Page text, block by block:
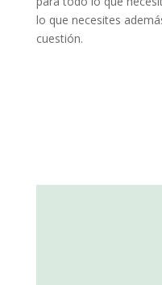
lo que necesites
cuestión.